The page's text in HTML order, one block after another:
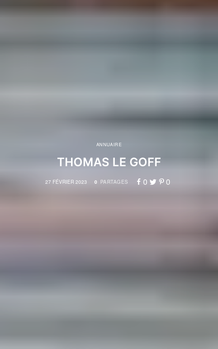
ANNUAIRE
THOMAS LE GOFF
27 FÉVRIER 2023 0 PARTAGES 0 0